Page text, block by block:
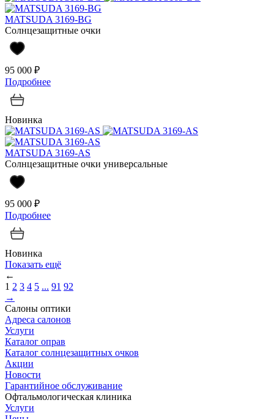
MATSUDA 3169-BG
Солнцезащитные очки
95 000 ₽
Подробнее
Новинка
MATSUDA 3169-AS
Солнцезащитные очки универсальные
95 000 ₽
Подробнее
Новинка
Показать ещё
←
1 2 3 4 5 ... 91 92
→
Салоны оптики
Адреса салонов
Услуги
Каталог оправ
Каталог солнцезащитных очков
Акции
Новости
Гарантийное обслуживание
Офтальмологическая клиника
Услуги